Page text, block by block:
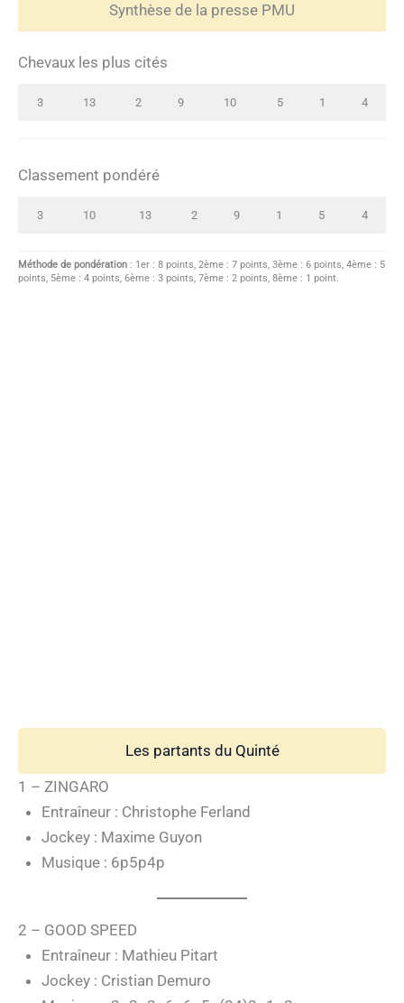
Synthèse de la presse PMU
Chevaux les plus cités
3 13 2 9 10 5 1 4
Classement pondéré
3 10 13 2 9 1 5 4
Méthode de pondération : 1er : 8 points, 2ème : 7 points, 3ème : 6 points, 4ème : 5
points, 5ème : 4 points, 6ème : 3 points, 7ème : 2 points, 8ème : 1 point.
Les partants du Quinté
1 – ZINGARO
Entraîneur : Christophe Ferland
Jockey : Maxime Guyon
Musique : 6p5p4p
2 – GOOD SPEED
Entraîneur : Mathieu Pitart
Jockey : Cristian Demuro